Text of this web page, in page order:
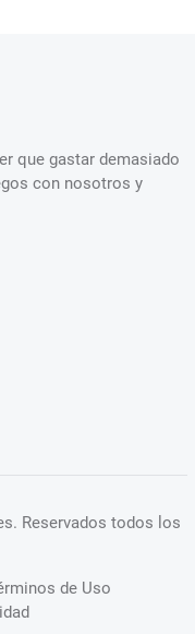
que gastar demasiado
con nosotros y
. Reservados todos los
de Uso